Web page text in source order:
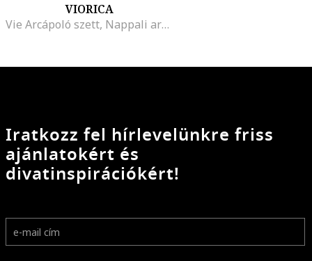
VIORICA
Vie Arcápoló szett, Nappali arckrém, 50 ml + Arctisztító hab, 200 ml
Iratkozz fel hírlevelünkre friss
ajánlatokért és
divatinspirációkért!